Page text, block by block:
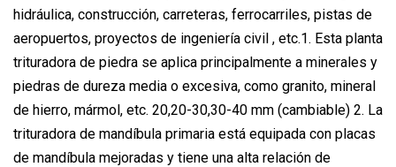
hidráulica, construcción, carreteras, ferrocarriles, pistas de
aeropuertos, proyectos de ingeniería civil , etc.1. Esta planta
trituradora de piedra se aplica principalmente a minerales y
piedras de dureza media o excesiva, como granito, mineral
de hierro, mármol, etc. 20,20-30,30-40 mm (cambiable) 2. La
trituradora de mandíbula primaria está equipada con placas
de mandíbula mejoradas y tiene una alta relación de